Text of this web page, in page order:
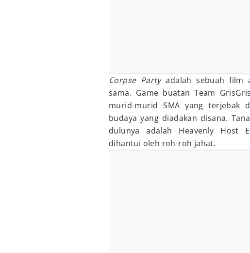
Corpse Partyadalah sebuah film
sama. Game buatan Team
murid-murid SMA yang terjebak
budaya yang diadakan disana.
dulunya adalah Heavenly Host
dihantui oleh roh-roh jahat.